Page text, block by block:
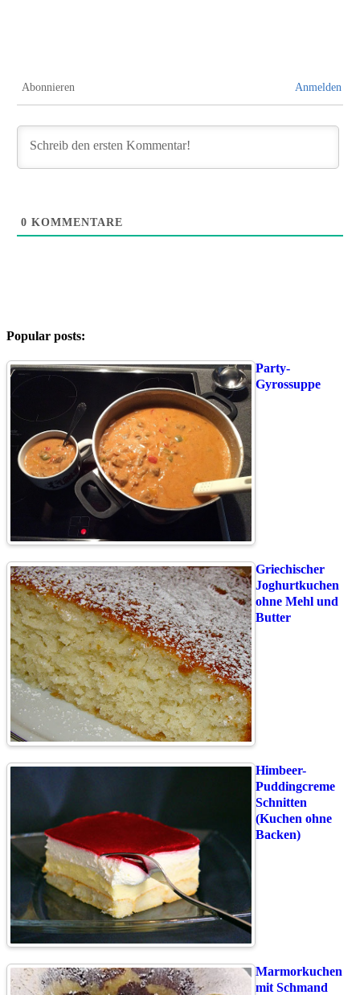
Abonnieren Anmelden
0 KOMMENTARE
Popular posts:
Party-
Gyrossuppe
Griechischer
Joghurtkuchen
ohne Mehl und
Butter
Himbeer-
Puddingcreme
Schnitten
(Kuchen ohne
Backen)
Marmorkuchen
mit Schmand